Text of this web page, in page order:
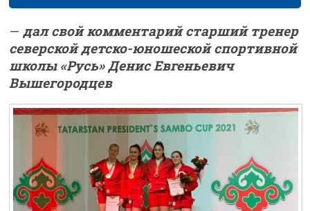
—дал свой комментарий старший тренер
северской детско-юношеской спортивной
школы «Русь» Денис Евгеньевич
Вышегородцев